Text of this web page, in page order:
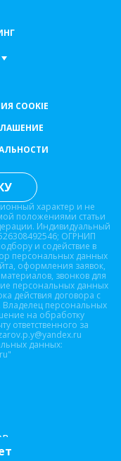
COOKIE
характер и не
положениями статьи
Индивидуальный
ОГРНИП
и содействие в
персональных данных
оформления заявок,
звонков для
персональных данных
действия договора с
Владелец персональных
на обработку
ответственного за
данных: